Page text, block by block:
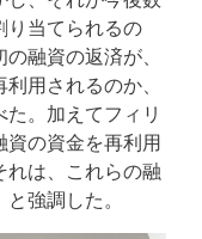
り当てられるの
融資の返済が、
用されるのか、
。加えてフィリ
資の資金を再利用
は、これらの融
強調した。